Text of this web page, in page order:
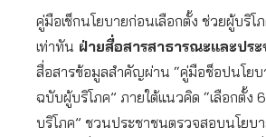
คู่มือเช็กนโยบายก่อนเลือกตั้ง ช่วยผู้บริโ
เท่าทัน ฝ่ายสื่อสารสาธารณะและปร
สื่อสารข้อมูลสำคัญผ่าน “คู่มือช็อปนโยบ
ฉบับผู้บริโภค” ภายใต้แนวคิด “เลือกตั้ง
บริโภค” ชวนประชาชนตรวจสอบนโยบ